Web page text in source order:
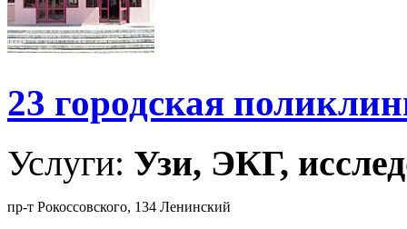
23 городская
Услуги: Узи, ЭКГ,
пр-т Рокоссовского, 134 Ленинский